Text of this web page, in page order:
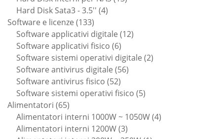
Hard Disk Sata3 - 3.5'' 44
Software e licenze 133133
prodotti
Software applicativi digitale 1212
Software applicativi fisico 66
prodotti
Software sistemi operativi digitale 22
Software antivirus digitale 5656
Software antivirus fisico 5252
prodotti
Software sistemi operativi fisico 55
Alimentatori 6565
prodotti
Alimentatori interni 1000W ~ 1050W 44
Alimentatori interni 1200W 33